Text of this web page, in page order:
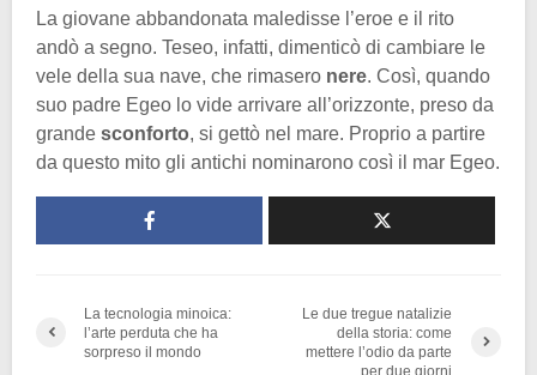
La giovane abbandonata maledisse l’eroe e il rito
andò a segno. Teseo, infatti, dimenticò di cambiare le
vele della sua nave, che rimasero nere. Così, quando
suo padre Egeo lo vide arrivare all’orizzonte, preso da
grande sconforto, si gettò nel mare. Proprio a partire
da questo mito gli antichi nominarono così il mar Egeo.
La tecnologia minoica:
l’arte perduta che ha
sorpreso il mondo
Le due tregue natalizie
della storia: come
mettere l’odio da parte
per due giorni